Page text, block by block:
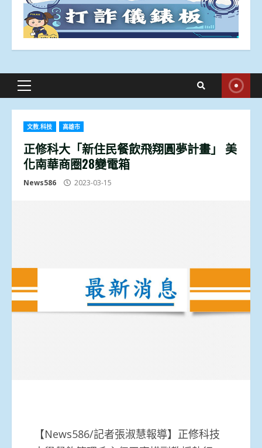
Primary
文教.科技 高雄市
正修科大「新住民餐飲飛翔圓夢計畫」 美
化南華商圈28變電箱
News586 2023-03-15
【News586/記者張淑慧報導】正修科技